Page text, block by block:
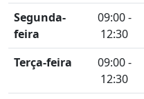
Segunda-
feira
09:00 -
12:30
Terça-feira
09:00 -
12:30